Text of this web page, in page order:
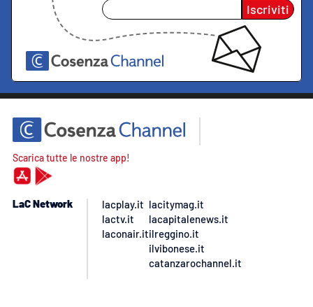
Iscriviti
Scarica tutte le nostre app!
LaC Network
lacplay.it
lactv.it
laconair.it
lacitymag.it
lacapitalenews.it
ilreggino.it
ilvibonese.it
catanzarochannel.it